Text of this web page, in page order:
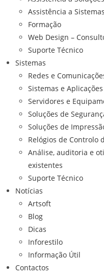
Assistência a
Formação
Web Design –
Suporte Técnico
Sistemas
Redes e
Sistemas e Aplicações
Servidores e
Soluções de
Soluções de
Relógios de Controlo
Análise, auditoria e
existentes
Suporte Técnico
Notícias
Artsoft
Blog
Dicas
Inforestilo
Informação Útil
Contactos